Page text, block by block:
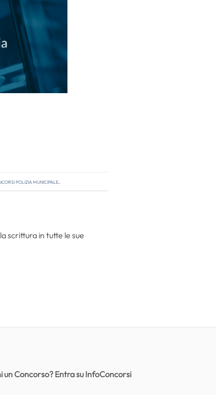
polizia municipale.
scrittura in tutte le sue
un Concorso? Entra su InfoConcorsi